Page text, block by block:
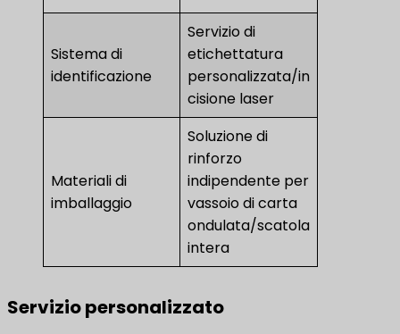
Sistema di
identificazione
Servizio di
etichettatura
personalizzata/in
cisione laser
Materiali di
imballaggio
Soluzione di
rinforzo
indipendente per
vassoio di carta
ondulata/scatola
intera
Servizio personalizzato